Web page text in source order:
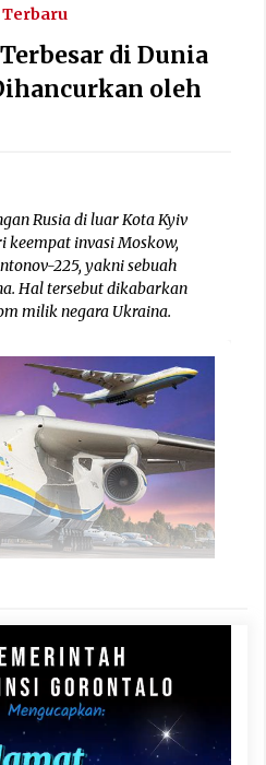
Terbaru
di Dunia
oleh
Rusia di luar Kota Kyiv
invasi Moskow,
225, yakni sebuah
Hal tersebut dikabarkan
milik negara Ukraina.